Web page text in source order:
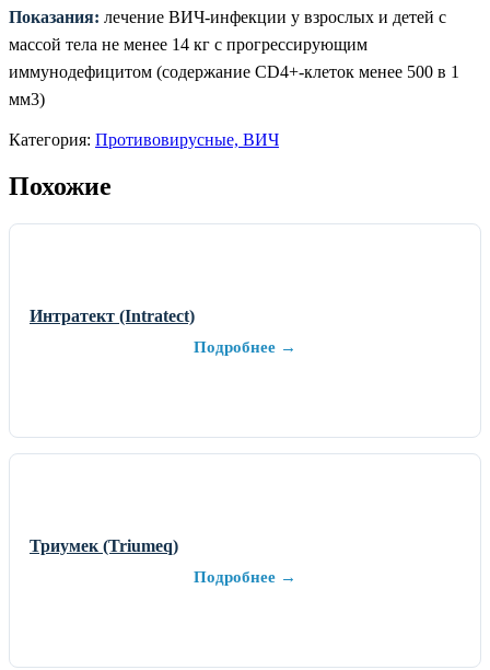
Показания: лечение ВИЧ-инфекции у взрослых и детей с
массой тела не менее 14 кг с прогрессирующим
иммунодефицитом (содержание СD4+-клеток менее 500 в 1
мм3)
Категория: Противовирусные, ВИЧ
Похожие
Интратект (Intratect)
Подробнее →
Триумек (Triumeq)
Подробнее →